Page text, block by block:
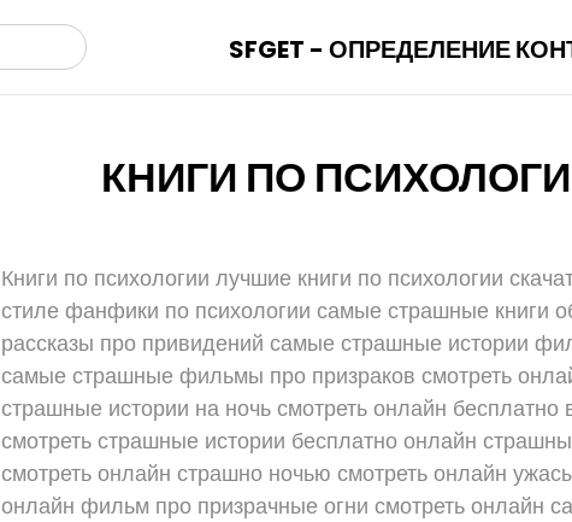
SFGET - ОПРЕДЕЛЕНИЕ
КНИГИ ПО
Книги по психологии лучшие книги по психологии
стиле фанфики по психологии самые страшные книги
рассказы про привидений самые страшные истории
самые страшные фильмы про призраков смотреть
страшные истории на ночь смотреть онлайн
смотреть страшные истории бесплатно онлайн
смотреть онлайн страшно ночью смотреть онлайн
онлайн фильм про призрачные огни смотреть онлайн